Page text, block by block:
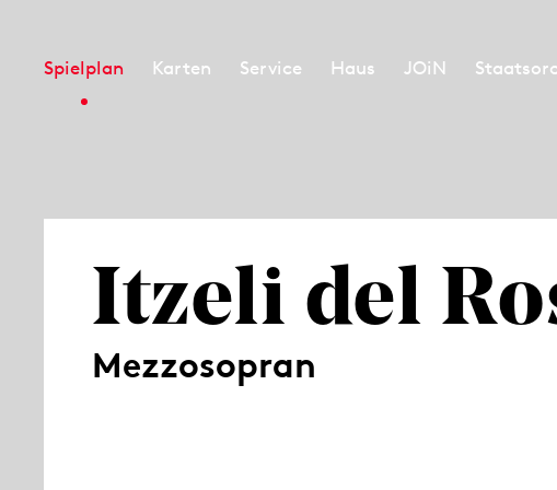
Spielplan Karten Service Haus JOiN
Itzeli del
Mezzosopran